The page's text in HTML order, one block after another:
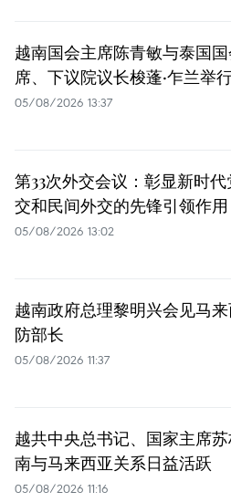
越南国会主席陈青敏与泰国
席、下议院议长梭蓬·乍兰举
05/08/2026 13:37
第33次外交会议：彰显新时
交和民间外交的先锋引领作用
05/08/2026 13:02
越南政府总理黎明兴会见马
防部长
05/08/2026 11:37
越共中央总书记、国家主席
南与马来西亚关系日益活跃
05/08/2026 11:16